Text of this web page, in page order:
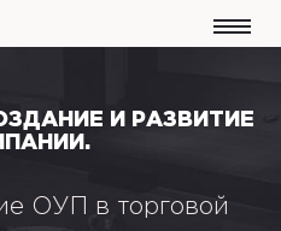
И РАЗВИТИЕ
ОУП в торговой